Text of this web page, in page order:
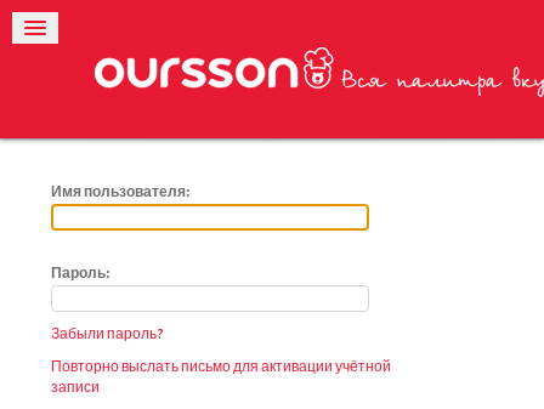
Имя пользователя:
Пароль:
Забыли пароль?
Повторно выслать письмо для активации учётной
записи